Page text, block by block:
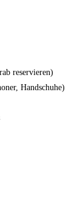
reservieren)
Handschuhe)